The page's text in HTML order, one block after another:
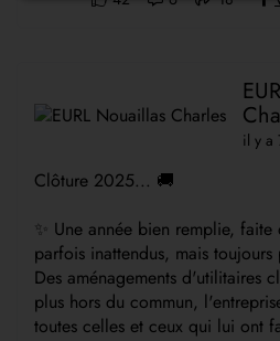
il y a
Clôture 2025... 🚚
✨ Une année bien remplie,
parfois inattendus, mais toujours
Des aménagements d'utilitaires
plus hors du commun,
toutes celles et ceux qui lui ont